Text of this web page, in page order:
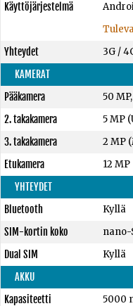
Käyttöjärjestelmä
Yhteydet
3G /
KAMERAT
Pääkamera
50
2. takakamera
5 MP
3. takakamera
2 MP
Etukamera
12 MP
YHTEYDET
Bluetooth
Kyllä
SIM-kortin koko
nano-
Dual SIM
Kyllä
AKKU
Kapasiteetti
5000